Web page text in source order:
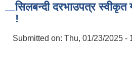
सिलबन्दी दरभाउपत्र
!
Submitted on: Thu, 01/23/2025 -